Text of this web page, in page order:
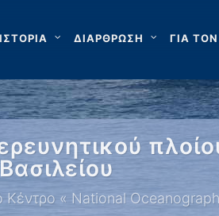
ΔΙΑΡΘΡΩΣΗ ΓΙΑ
Κέντρο « National